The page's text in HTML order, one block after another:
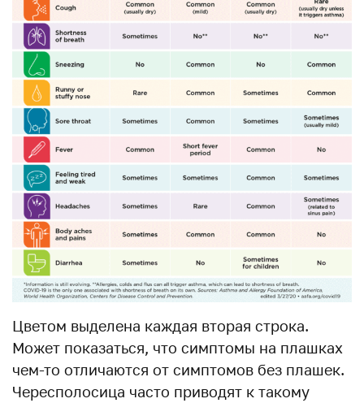
Цветом выделена каждая вторая строка.
Может показаться, что симптомы на плашках
чем-то отличаются от симптомов без плашек.
Чересполосица часто приводят к такому